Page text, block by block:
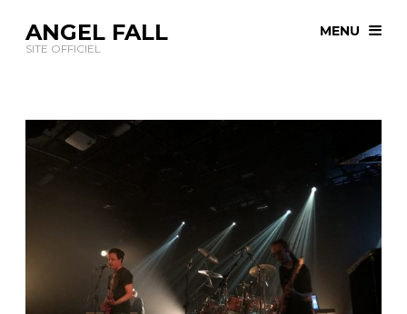
ANGEL FALL
SITE OFFICIEL
MENU